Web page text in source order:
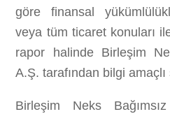
göre finansal
veya tüm ticaret konuları
rapor halinde Birleşim
A.Ş. tarafından bilgi amaçlı
Birleşim Neks